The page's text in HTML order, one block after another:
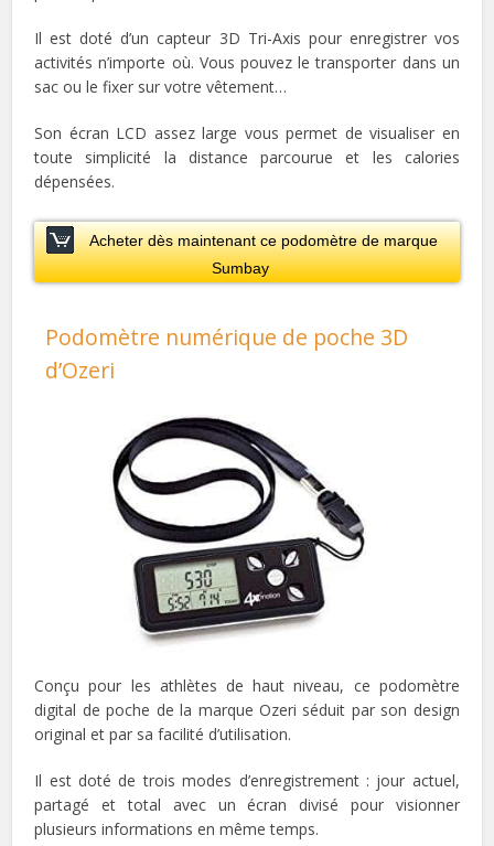
Il est doté d’un capteur 3D Tri-Axis pour enregistrer vos
activités n’importe où. Vous pouvez le transporter dans un
sac ou le fixer sur votre vêtement…
Son écran LCD assez large vous permet de visualiser en
toute simplicité la distance parcourue et les calories
dépensées.
Acheter dès maintenant ce podomètre de marque
Sumbay
Podomètre numérique de poche 3D
d’Ozeri
Conçu pour les athlètes de haut niveau, ce podomètre
digital de poche de la marque Ozeri séduit par son design
original et par sa facilité d’utilisation.
Il est doté de trois modes d’enregistrement : jour actuel,
partagé et total avec un écran divisé pour visionner
plusieurs informations en même temps.